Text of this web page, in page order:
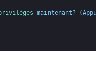
maintenant? (